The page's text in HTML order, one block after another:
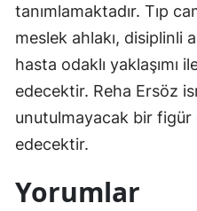
tanımlamaktadır. Tıp
meslek ahlakı, disiplinli
hasta odaklı yaklaşımı
edecektir. Reha Ersöz
unutulmayacak bir figür
edecektir.
Yorumlar